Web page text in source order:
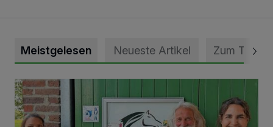
Meistgelesen Neueste Artikel Zum Thema
Vorbildlicher Einsatz für den Artenschutz gewürdigt